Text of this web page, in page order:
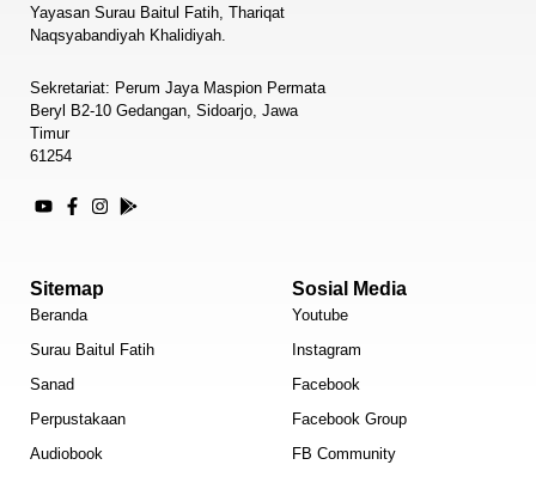
Yayasan Surau Baitul Fatih, Thariqat
Naqsyabandiyah Khalidiyah.
Sekretariat: Perum Jaya Maspion Permata
Beryl B2-10 Gedangan, Sidoarjo, Jawa
Timur
61254
Sitemap
Beranda
Surau Baitul Fatih
Sanad
Perpustakaan
Audiobook
Sosial Media
Youtube
Instagram
Facebook
Facebook Group
FB Community